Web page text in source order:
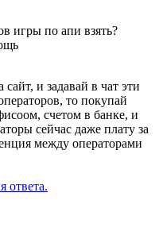
игры по апи взять?
и задавай в чат эти
то покупай
счетом в банке, и
сейчас даже плату за
между операторами
ответа.